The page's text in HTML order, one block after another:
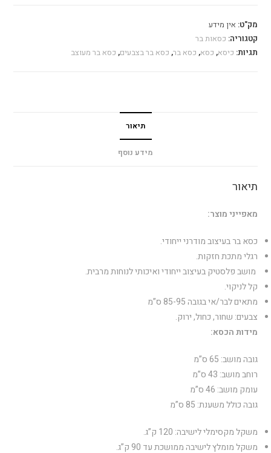
מק"ט: אין מידע
קטגוריה: כסאות בר
תגיות: כיסא, כסא, כסא בר, כסא בר בצבעים, כסא בר מעוצב
תיאור
מידע נוסף
תיאור
מאפייני מוצר:
כסא בר בעיצוב מודרני ייחודי.
רגלי מתכת חזקות.
מושב פלסטיק בעיצוב ייחודי ואיכותי לנוחות מרבית.
קל לניקוי.
מתאים לבר/אי בגובה 85-95 ס”מ
צבעים: שחור, כחול, ירוק.
מידות הכסא:
גובה מושב: 65 ס”מ
רוחב מושב: 43 ס”מ
עומק מושב: 46 ס”מ
גובה כולל משענת: 85 ס”מ
משקל מקסימלי לישיבה: 120 ק”ג.
משקל מומלץ לישיבה ממושכת עד 90 ק”ג.